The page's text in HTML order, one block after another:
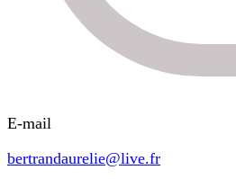
E-mail
bertrandaurelie@live.fr